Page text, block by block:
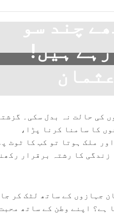
چند سو
ہیں!
عثمان
کا سامنا کرنا پڑا،
ملک ہوتا تو کب کا ٹوٹ
زندگی کا رشتہ برقرار
جہازوں کے ساتھ لٹک کر
ہے؟ اپنے وطن کے ساتھ